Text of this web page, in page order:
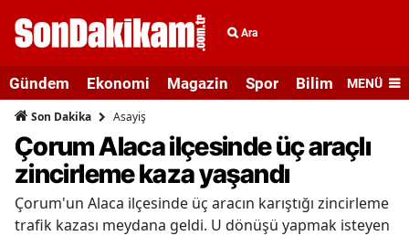
Ara
Gündem Ekonomi Magazin Spor Bilim veMENÜ
Son Dakika Asayiş
Çorum Alaca ilçesinde üç araçlı
zincirleme kaza yaşandı
Çorum'un Alaca ilçesinde üç aracın karıştığı zincirleme
trafik kazası meydana geldi. U dönüşü yapmak isteyen